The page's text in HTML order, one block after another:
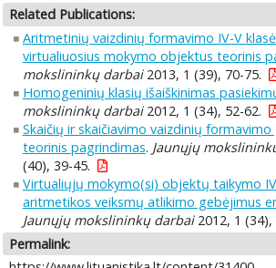
Related Publications:
Aritmetinių vaizdinių formavimo IV-V
virtualiuosius mokymo objektus teorinis
mokslininkų darbai2013, 1 (39), 70-75.
Homogeninių klasių išaiškinimas
mokslininkų darbai2012, 1 (34), 52-62.
Skaičių ir skaičiavimo vaizdinių
teorinis pagrindimas. Jaunųjų
(40), 39-45.
Virtualiųjų mokymo(si) objektų taikymo
aritmetikos veiksmų atlikimo gebėjimus
Jaunųjų mokslininkų darbai2012, 1 (34),
Permalink: